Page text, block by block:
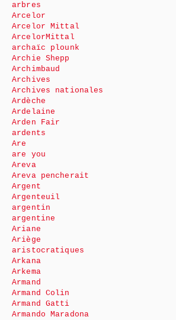
arbres
Arcelor
Arcelor Mittal
ArcelorMittal
archaïc plounk
Archie Shepp
Archimbaud
Archives
Archives nationales
Ardèche
Ardelaine
Arden Fair
ardents
Are
are you
Areva
Areva pencherait
Argent
Argenteuil
argentin
argentine
Ariane
Ariège
aristocratiques
Arkana
Arkema
Armand
Armand Colin
Armand Gatti
Armando Maradona